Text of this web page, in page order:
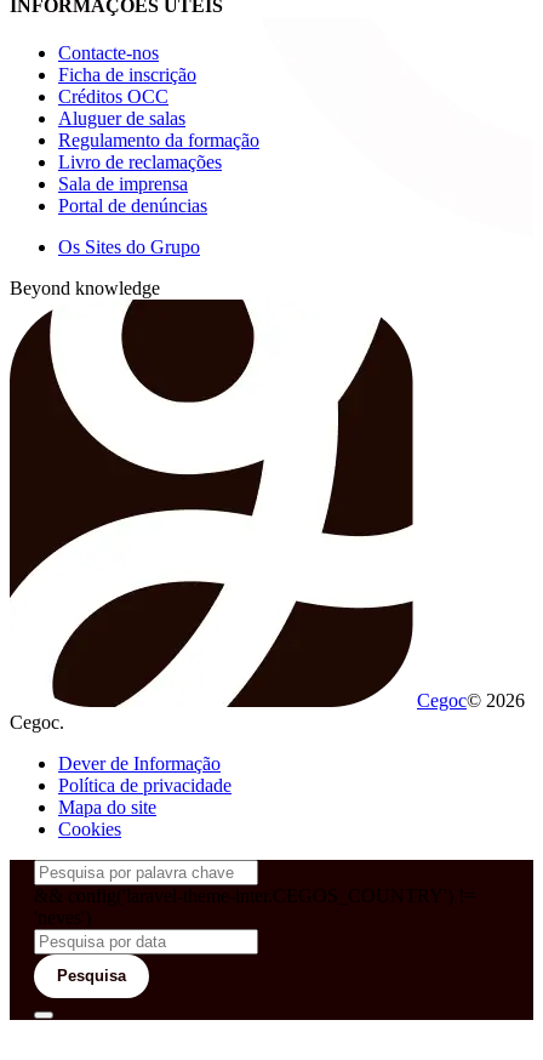
INFORMAÇÕES ÚTEIS
Contacte-nos
Ficha de inscrição
Créditos OCC
Aluguer de salas
Regulamento da formação
Livro de reclamações
Sala de imprensa
Portal de denúncias
Os Sites do Grupo
Beyond knowledge
Cegoc© 2026
Cegoc.
Dever de Informação
Política de privacidade
Mapa do site
Cookies
&& config('laravel-theme-inter.CEGOS_COUNTRY') !=
'neves')
Pesquisa